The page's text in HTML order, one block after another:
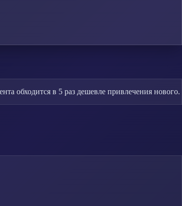
обходится в 5 раз дешевле привлечения нового.